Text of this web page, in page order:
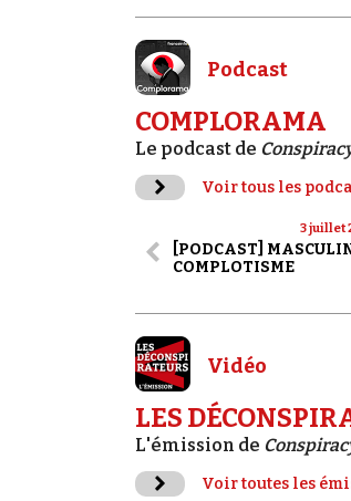
Podcast
COMPLORAMA
Le podcast de
Voir tous les
3 juillet
[PODCAST]
COMPLOTISME
Vidéo
LES
L'émission de
Voir toutes les